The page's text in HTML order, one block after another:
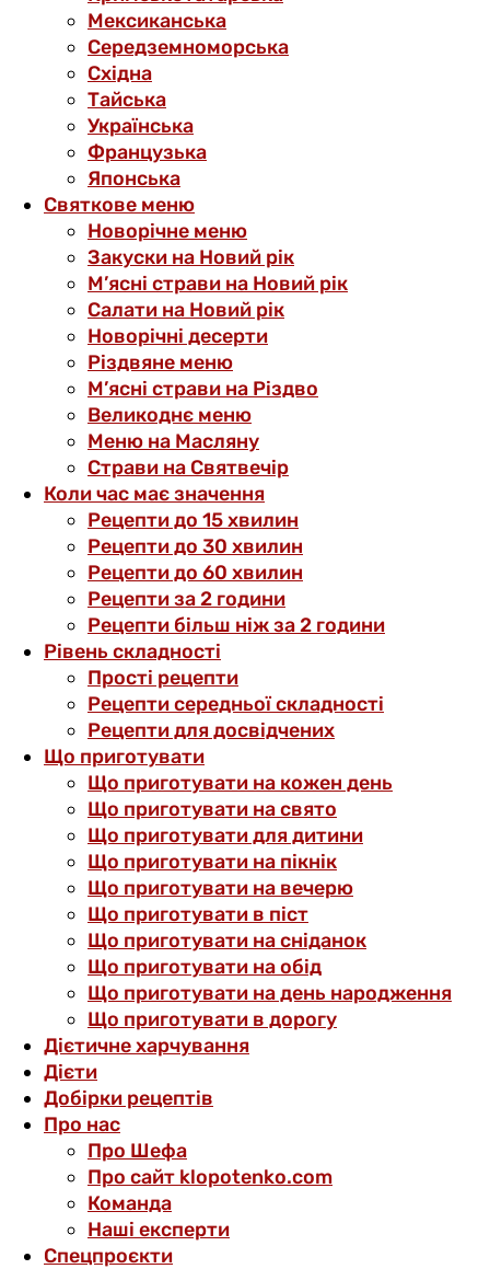
Мексиканська
Середземноморська
Східна
Тайська
Українська
Французька
Японська
Святкове меню
Новорічне меню
Закуски на Новий рік
М’ясні страви на Новий рік
Салати на Новий рік
Новорічні десерти
Різдвяне меню
М’ясні страви на Різдво
Великоднє меню
Меню на Масляну
Страви на Святвечір
Коли час має значення
Рецепти до 15 хвилин
Рецепти до 30 хвилин
Рецепти до 60 хвилин
Рецепти за 2 години
Рецепти більш ніж за 2 години
Рівень складності
Прості рецепти
Рецепти середньої складності
Рецепти для досвідчених
Що приготувати
Що приготувати на кожен день
Що приготувати на свято
Що приготувати для дитини
Що приготувати на пікнік
Що приготувати на вечерю
Що приготувати в піст
Що приготувати на сніданок
Що приготувати на обід
Що приготувати на день народження
Що приготувати в дорогу
Дієтичне харчування
Дієти
Добірки рецептів
Про нас
Про Шефа
Про сайт klopotenko.com
Команда
Наші експерти
Спецпроєкти